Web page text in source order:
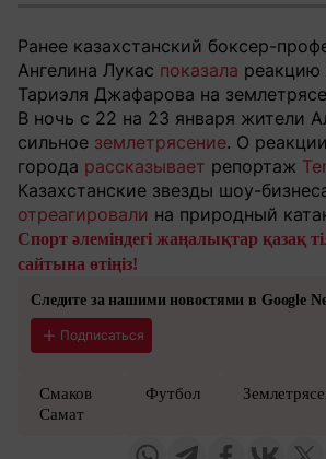
Ранее казахстанский боксер-
Ангелина Лукас показала реакцию
Тариэля Джафарова на
В ночь с 22 на 23 января жители
сильное землетрясение. О
города рассказывает репортаж
Казахстанские звезды шоу-
отреагировали на природный
Спорт әлеміндегі жаңалықтар қазақ
сайтына өтіңіз!
Следите за нашими новостями в Google
Подписаться
Смаков
Самат
Футбол